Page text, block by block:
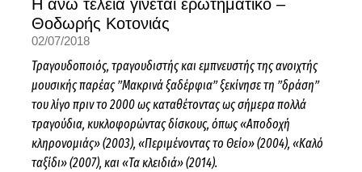
Η άνω τελεία γίνεται ερωτηματικό –
Θοδωρής Κοτονιάς
02/07/2018
Τραγουδοποιός, τραγουδιστής και εμπνευστής της ανοιχτής
μουσικής παρέας ”Μακρινά ξαδέρφια” ξεκίνησε τη ”δράση”
του λίγο πριν το 2000 ως καταθέτοντας ως σήμερα πολλά
τραγούδια, κυκλοφορώντας δίσκους, όπως «Αποδοχή
κληρονομιάς» (2003), «Περιμένοντας το Θείο» (2004), «Καλό
ταξίδι» (2007), και «Τα κλειδιά» (2014).